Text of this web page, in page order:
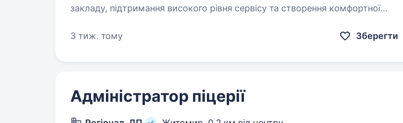
закладу, підтримання високого рівня сервісу та створення комфортної
3 тиж. тому
Зберегти
Адміністратор піцерії